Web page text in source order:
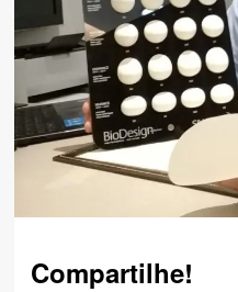
Compartilhe!